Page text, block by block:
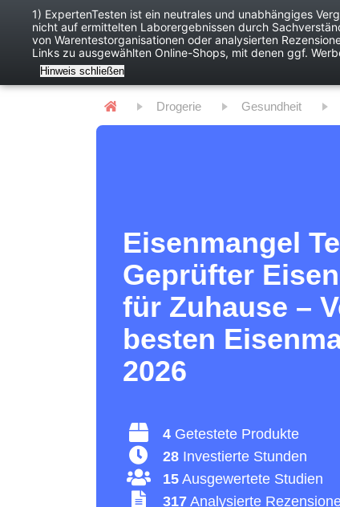
Baby
Drogerie Gesundheit
Eisenmangel
Geprüfter
für Zuhause –
besten
2026
4 Getestete Produkte
28 Investierte Stunden
15 Ausgewertete Studien
317 Analysierte
1) ExpertenTesten ist ein neutrales und unabhängiges
nicht auf ermittelten Laborergebnissen durch
von Warentestorganisationen oder analysierten
Links zu ausgewählten Online-Shops, mit denen ggf.
Hinweis schließen